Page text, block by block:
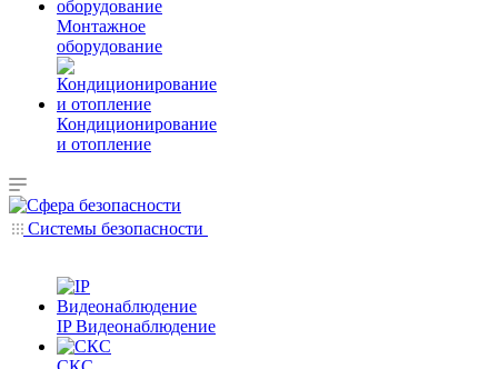
Монтажное
оборудование
Кондиционирование
и отопление
Системы безопасности
IP Видеонаблюдение